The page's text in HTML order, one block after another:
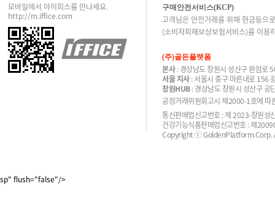
모바일에서 아이피스를 만나세요.
http://m.iffice.com
구매안전서비스(KCP)
고객님은 안전거래를 위해 현금등으
(소비자피해보상보험서비스)를 이용
(주)골든플랫폼
본사: 경상남도 창원시 성산구 완암로
서울 지사: 서울시 중구 마른내로 156
창원HUB: 경상남도 창원시 성산구 공
공정거래위원회고시 제2000-1호에
통신판매업신고번호 : 제 2023-창원
건강기능식품판매업신고번호 : 제
Copyright ⓒ GoldenPlatform.Corp.
sp" flush="false"/>